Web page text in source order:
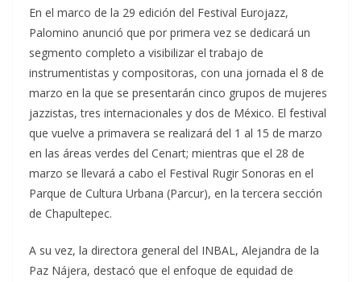
En el marco de la 29 edición del Festival Eurojazz,
Palomino anunció que por primera vez se dedicará un
segmento completo a visibilizar el trabajo de
instrumentistas y compositoras, con una jornada el 8 de
marzo en la que se presentarán cinco grupos de mujeres
jazzistas, tres internacionales y dos de México. El festival
que vuelve a primavera se realizará del 1 al 15 de marzo
en las áreas verdes del Cenart; mientras que el 28 de
marzo se llevará a cabo el Festival Rugir Sonoras en el
Parque de Cultura Urbana (Parcur), en la tercera sección
de Chapultepec.
A su vez, la directora general del INBAL, Alejandra de la
Paz Nájera, destacó que el enfoque de equidad de